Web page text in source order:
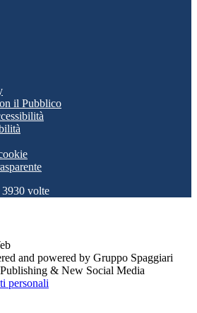
il Pubblico
3930 volte
and powered by Gruppo Spaggiari
& New Social Media
personali